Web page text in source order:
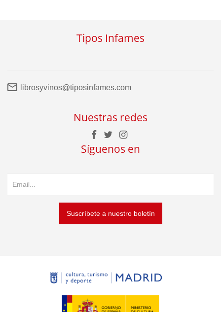
Tipos Infames
librosyvinos@tiposinfames.com
Nuestras redes
Síguenos en
Suscríbete a nuestro boletín